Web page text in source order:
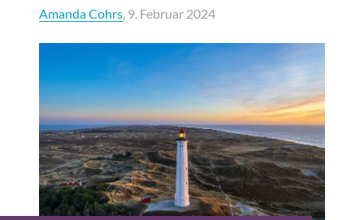
Amanda Cohrs, 9. Februar 2024